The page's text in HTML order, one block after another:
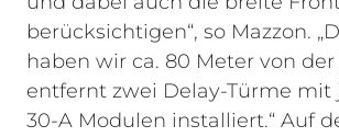
berücksichtigen“, so Mazzon.
haben wir ca. 80 Meter von
entfernt zwei Delay-Türme mit
30-A Modulen installiert.“ Auf